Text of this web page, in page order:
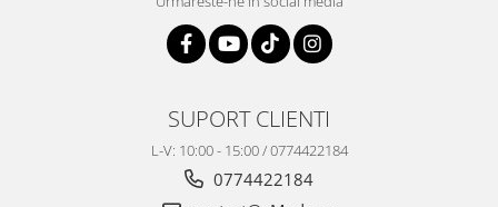
SUPORT CLIENTI
L-V: 10:00 - 15:00 / 0774422184
0774422184